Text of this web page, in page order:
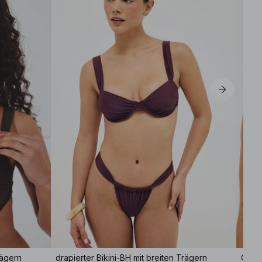
drapierter Bikini-BH mit breiten Trägern